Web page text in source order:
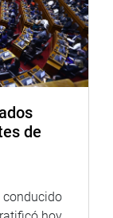
la obligación
de la
nos hacen
y el
los intereses y
de todos”.
esté
su titular dará
de
conducido